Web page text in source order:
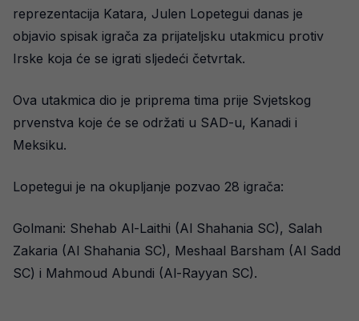
reprezentacija Katara, Julen Lopetegui danas je
objavio spisak igrača za prijateljsku utakmicu protiv
Irske koja će se igrati sljedeći četvrtak.
Ova utakmica dio je priprema tima prije Svjetskog
prvenstva koje će se održati u SAD-u, Kanadi i
Meksiku.
Lopetegui je na okupljanje pozvao 28 igrača:
Golmani: Shehab Al-Laithi (Al Shahania SC), Salah
Zakaria (Al Shahania SC), Meshaal Barsham (Al Sadd
SC) i Mahmoud Abundi (Al-Rayyan SC).